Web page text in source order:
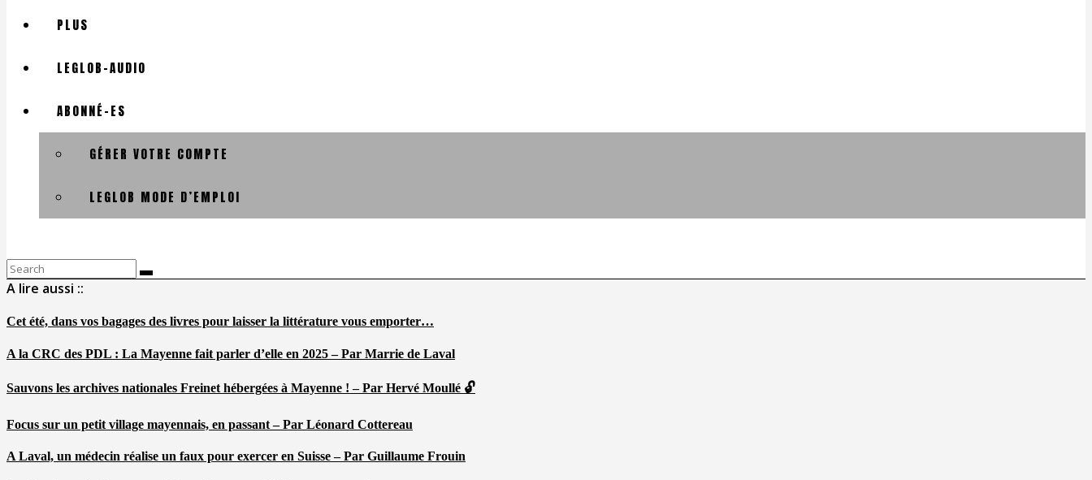
PLUS
LEGLOB-AUDIO
ABONNÉ-ES
GÉRER VOTRE COMPTE
LEGLOB MODE D’EMPLOI
Search
for:
A lire aussi ::
Cet été, dans vos bagages des livres pour laisser la littérature vous emporter…
A la CRC des PDL : La Mayenne fait parler d’elle en 2025 – Par Marrie de Laval
Sauvons les archives nationales Freinet hébergées à Mayenne ! – Par Hervé Moullé 🔓
Focus sur un petit village mayennais, en passant – Par Léonard Cottereau
A Laval, un médecin réalise un faux pour exercer en Suisse – Par Guillaume Frouin